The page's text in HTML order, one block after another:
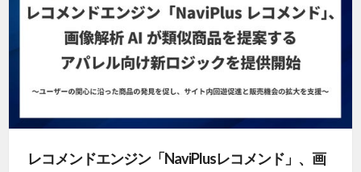
レコメンドエンジン「NaviPlusレコメンド」、画